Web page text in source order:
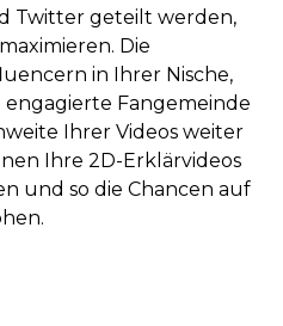
Twitter geteilt werden,
Die
in Ihrer Nische,
Fangemeinde
Ihrer Videos weiter
Ihre 2D-Erklärvideos
und so die Chancen auf